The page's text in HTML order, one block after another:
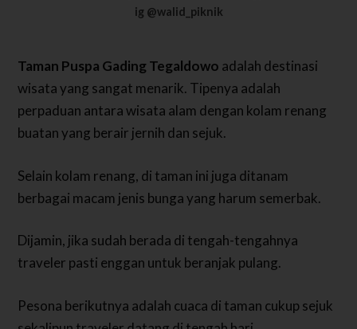
ig @walid_piknik
Taman Puspa Gading Tegaldowo adalah destinasi
wisata yang sangat menarik. Tipenya adalah
perpaduan antara wisata alam dengan kolam renang
buatan yang berair jernih dan sejuk.
Selain kolam renang, di taman ini juga ditanam
berbagai macam jenis bunga yang harum semerbak.
Dijamin, jika sudah berada di tengah-tengahnya
traveler pasti enggan untuk beranjak pulang.
Pesona berikutnya adalah cuaca di taman cukup sejuk